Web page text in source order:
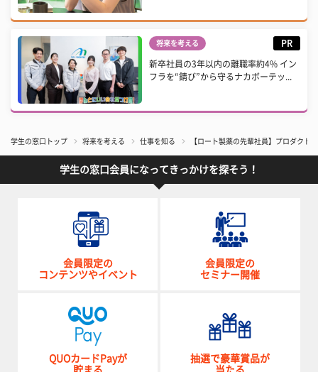
将来を考える PR
新卒社員の3年以内の離職率約4% イン
フラを“錆び”から守るナカボーテッ...
学生の窓口トップ 将来を考える 仕事を知る 【ロート製薬の先輩社員】プロダクト
学生の窓口会員になってきっかけを探そう！
会員限定の
コンテンツやイベント
会員限定の
セミナー開催
QUOカードPayが
貯まる
抽選で豪華賞品が
当たる